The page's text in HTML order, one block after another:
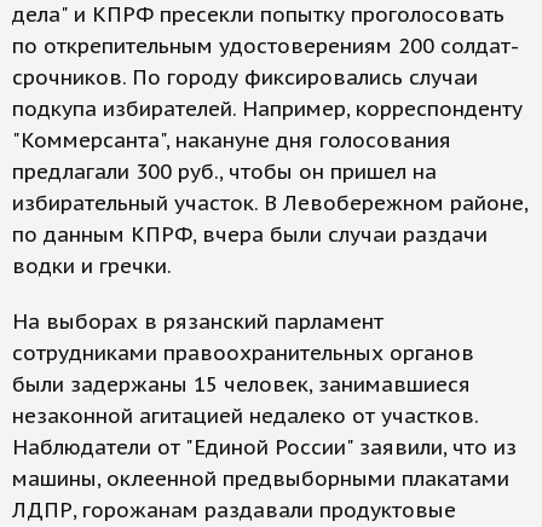
дела" и КПРФ пресекли попытку проголосовать
по открепительным удостоверениям 200 солдат-
срочников. По городу фиксировались случаи
подкупа избирателей. Например, корреспонденту
"Коммерсанта", накануне дня голосования
предлагали 300 руб., чтобы он пришел на
избирательный участок. В Левобережном районе,
по данным КПРФ, вчера были случаи раздачи
водки и гречки.
На выборах в рязанский парламент
сотрудниками правоохранительных органов
были задержаны 15 человек, занимавшиеся
незаконной агитацией недалеко от участков.
Наблюдатели от "Единой России" заявили, что из
машины, оклеенной предвыборными плакатами
ЛДПР, горожанам раздавали продуктовые